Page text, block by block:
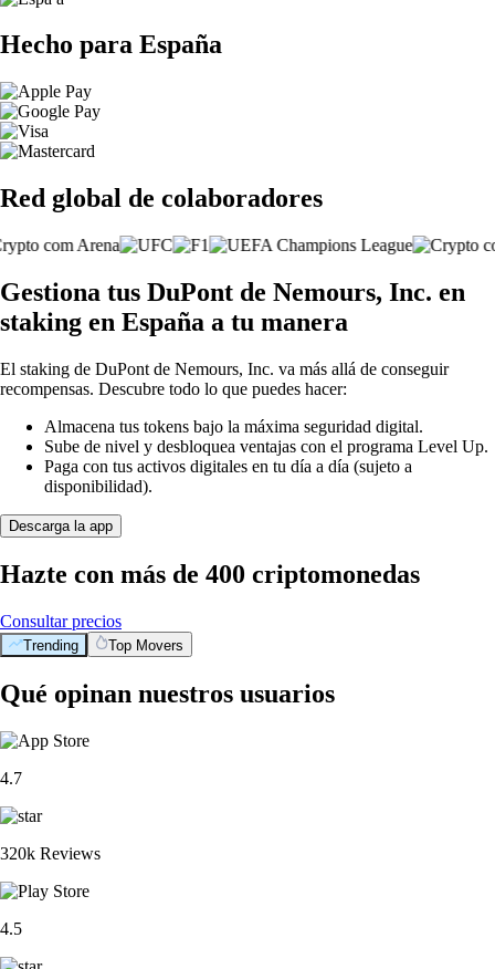
Hecho para España
Red global de colaboradores
Gestiona tus DuPont de Nemours, Inc. en
staking en España a tu manera
El staking de DuPont de Nemours, Inc. va más allá de conseguir
recompensas. Descubre todo lo que puedes hacer:
Almacena tus tokens bajo la máxima seguridad digital.
Sube de nivel y desbloquea ventajas con el programa Level Up.
Paga con tus activos digitales en tu día a día (sujeto a
disponibilidad).
Descarga la app
Hazte con más de 400 criptomonedas
Consultar precios
Trending Top Movers
Qué opinan nuestros usuarios
4.7
320k Reviews
4.5